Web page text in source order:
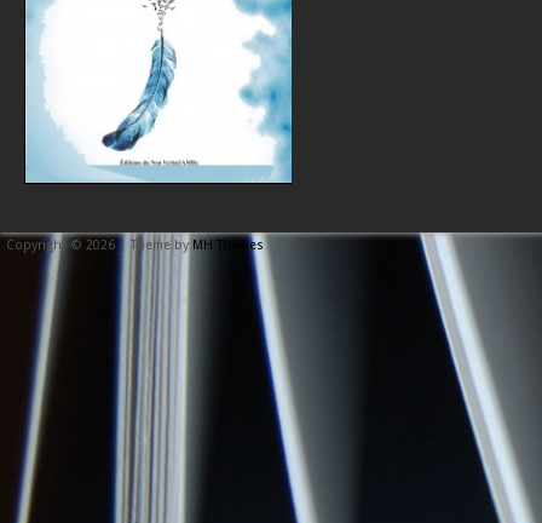
Copyright © 2026 | Theme by MH Themes